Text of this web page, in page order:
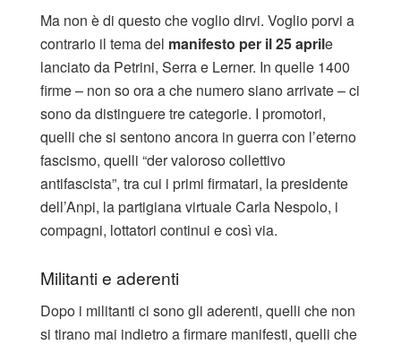
Ma non è di questo che voglio dirvi. Voglio porvi a
contrario il tema del manifesto per il 25 aprile
lanciato da Petrini, Serra e Lerner. In quelle 1400
firme – non so ora a che numero siano arrivate – ci
sono da distinguere tre categorie. I promotori,
quelli che si sentono ancora in guerra con l’eterno
fascismo, quelli “der valoroso collettivo
antifascista”, tra cui i primi firmatari, la presidente
dell’Anpi, la partigiana virtuale Carla Nespolo, i
compagni, lottatori continui e così via.
Militanti e aderenti
Dopo i militanti ci sono gli aderenti, quelli che non
si tirano mai indietro a firmare manifesti, quelli che